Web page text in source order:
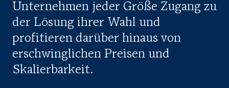
Unternehmen jeder Größe Zugang zu
der Lösung ihrer Wahl und
profitieren darüber hinaus von
erschwinglichen Preisen und
Skalierbarkeit.